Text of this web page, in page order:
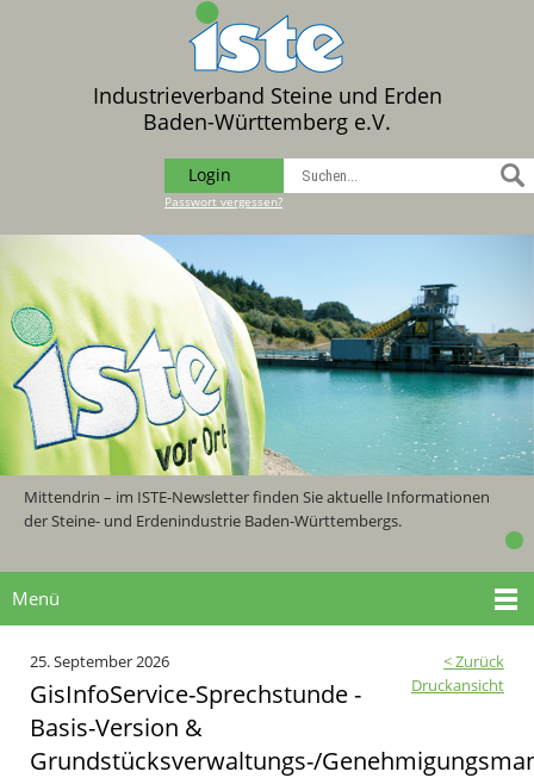
Industrieverband Steine und Erden
Baden-Württemberg e.V.
Login
Passwort vergessen?
Mittendrin – im ISTE-Newsletter finden Sie aktuelle Informationen
der Steine- und Erdenindustrie Baden-Württembergs.
Menü
< Zurück
Druckansicht
25. September 2026
GisInfoService-Sprechstunde -
Basis-Version &
Grundstücksverwaltungs-/